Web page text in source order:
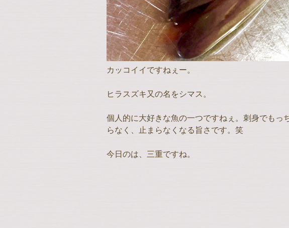
カッコイイですねぇー。
ヒラスズキ又の名をシマス。
個人的に大好きな魚の一つですねぇ。刺身でもっ
らなく、止まらなくなる旨さです。笑
今日のは、三重ですね。